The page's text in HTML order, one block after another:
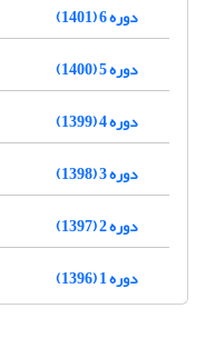
دوره 6 (1401)
دوره 5 (1400)
دوره 4 (1399)
دوره 3 (1398)
دوره 2 (1397)
دوره 1 (1396)